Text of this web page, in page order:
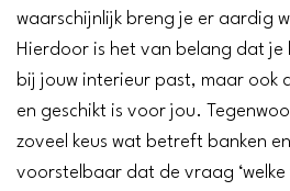
waarschijnlijk breng je er aardig
Hierdoor is het van belang dat je
bij jouw interieur past, maar ook
en geschikt is voor jou.
zoveel keus wat betreft banken
voorstelbaar dat de vraag